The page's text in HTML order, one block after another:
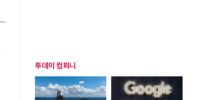
투데이 컴퍼니